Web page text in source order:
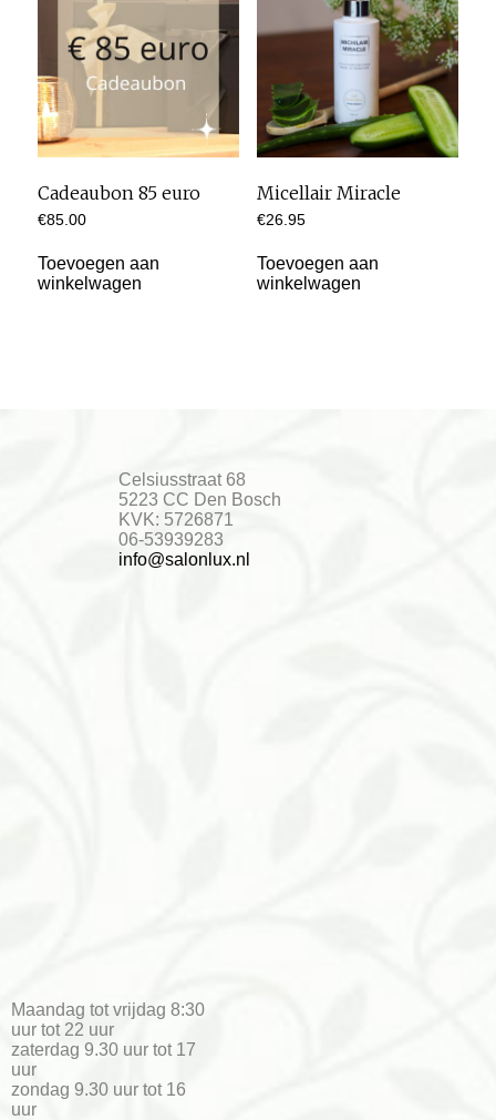
Cadeaubon 85 euro
€85.00
Toevoegen aan
winkelwagen
Micellair Miracle
€26.95
Toevoegen aan
winkelwagen
​Celsiusstraat 68
5223 CC Den Bosch
KVK: 5726871
06-53939283
info@salonlux.nl
​Maandag tot vrijdag 8:30
uur tot 22 uur
zaterdag 9.30 uur tot 17
uur
zondag 9.30 uur tot 16
uur